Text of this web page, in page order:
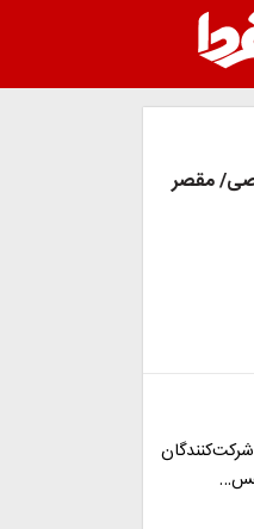
مقصر
هس…